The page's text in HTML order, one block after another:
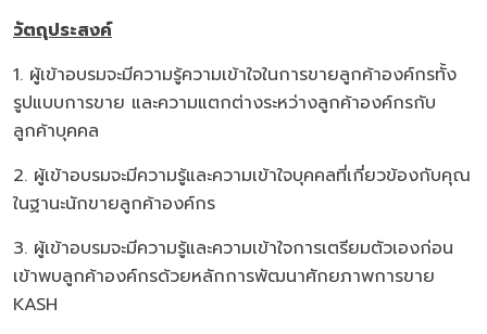
วัตถุประสงค์
1. ผู้เข้าอบรมจะมีความรู้ความเข้าใจในการขายลูกค้าองค์กรทั้ง
รูปแบบการขาย และความแตกต่างระหว่างลูกค้าองค์กรกับ
ลูกค้าบุคคล
2. ผู้เข้าอบรมจะมีความรู้และความเข้าใจบุคคลที่เกี่ยวข้องกับคุณ
ในฐานะนักขายลูกค้าองค์กร
3. ผู้เข้าอบรมจะมีความรู้และความเข้าใจการเตรียมตัวเองก่อน
เข้าพบลูกค้าองค์กรด้วยหลักการพัฒนาศักยภาพการขาย
KASH